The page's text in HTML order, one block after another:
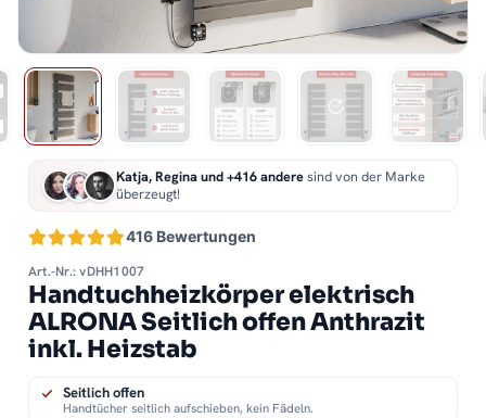
416 Bewertungen
Katja, Regina und +416 anderesind von der Marke
überzeugt!
Art.-Nr.: vDHH1007
Handtuchheizkörper elektrisch
ALRONA Seitlich offen Anthrazit
inkl. Heizstab
Seitlich offen
Handtücher seitlich aufschieben, kein Fädeln.